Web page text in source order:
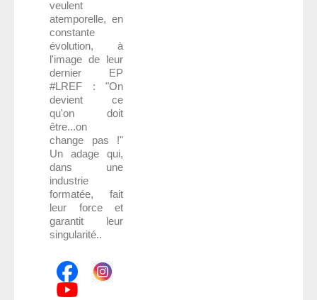
veulent
atemporelle, en
constante
évolution, à
l'image de leur
dernier EP
#LREF : "On
devient ce
qu'on doit
être...on
change pas !"
Un adage qui,
dans une
industrie
formatée, fait
leur force et
garantit leur
singularité..